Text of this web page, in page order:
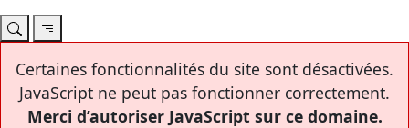
Certaines fonctionnalités du site sont désactivées.
JavaScript ne peut pas fonctionner correctement.
Merci d’autoriser JavaScript sur ce domaine.